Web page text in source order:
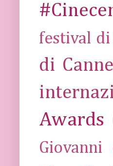
festival
di
Awards
Giovanni